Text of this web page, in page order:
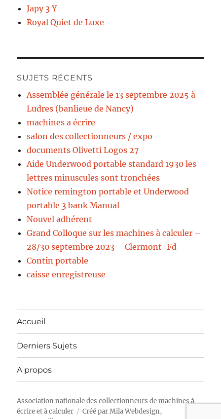
Japy 3 Y
Royal Quiet de Luxe
SUJETS RÉCENTS
Assemblée générale le 13 septembre 2025 à
Ludres (banlieue de Nancy)
machines a écrire
salon des collectionneurs / expo
documents Olivetti Logos 27
Aide Underwood portable standard 1930 les
lettres minuscules sont tronchées
Notice remington portable et Underwood
portable 3 bank Manual
Nouvel adhérent
Grand Colloque sur les machines à calculer –
28/30 septembre 2023 – Clermont-Fd
Contin portable
caisse enregistreuse
Accueil
Derniers Sujets
A propos
Association nationale des collectionneurs de machines à
écrire et à calculer
Créé parMila Webdesign,